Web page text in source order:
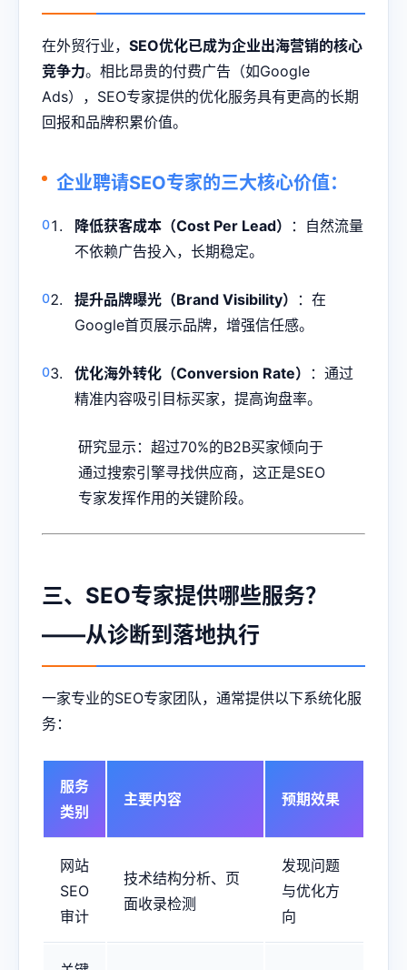
在外贸行业， SEO优化已成为企业出海营销的核心
竞争力。相比昂贵的付费广告（如Google
Ads），SEO专家提供的优化服务具有更高的长期
回报和品牌积累价值。
企业聘请SEO专家的三大核心价值：
降低获客成本（Cost Per Lead）
：自然流量
不依赖广告投入，长期稳定。
提升品牌曝光（Brand Visibility）
：在
Google首页展示品牌，增强信任感。
优化海外转化（Conversion Rate）
：通过
精准内容吸引目标买家，提高询盘率。
研究显示：超过70%的B2B买家倾向于
通过搜索引擎寻找供应商，这正是SEO
专家发挥作用的关键阶段。
三、SEO专家提供哪些服务？
——从诊断到落地执行
一家专业的SEO专家团队，通常提供以下系统化服
务：
服务
类别
主要内容 预期效果
网站
SEO
审计
技术结构分析、页
面收录检测
发现问题
与优化方
向